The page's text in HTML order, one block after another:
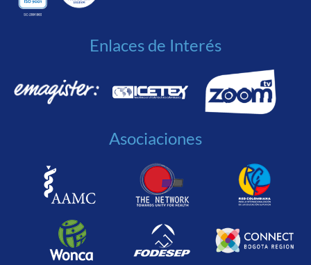
Enlaces de Interés
Asociaciones